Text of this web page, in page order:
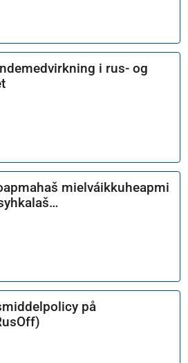
i rus- og
mielváikkuheapmi
på